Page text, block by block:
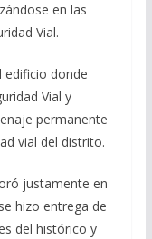
en las
Vial.
edificio donde
Vial y
permanente
vial del distrito.
justamente en
hizo entrega de
del histórico y